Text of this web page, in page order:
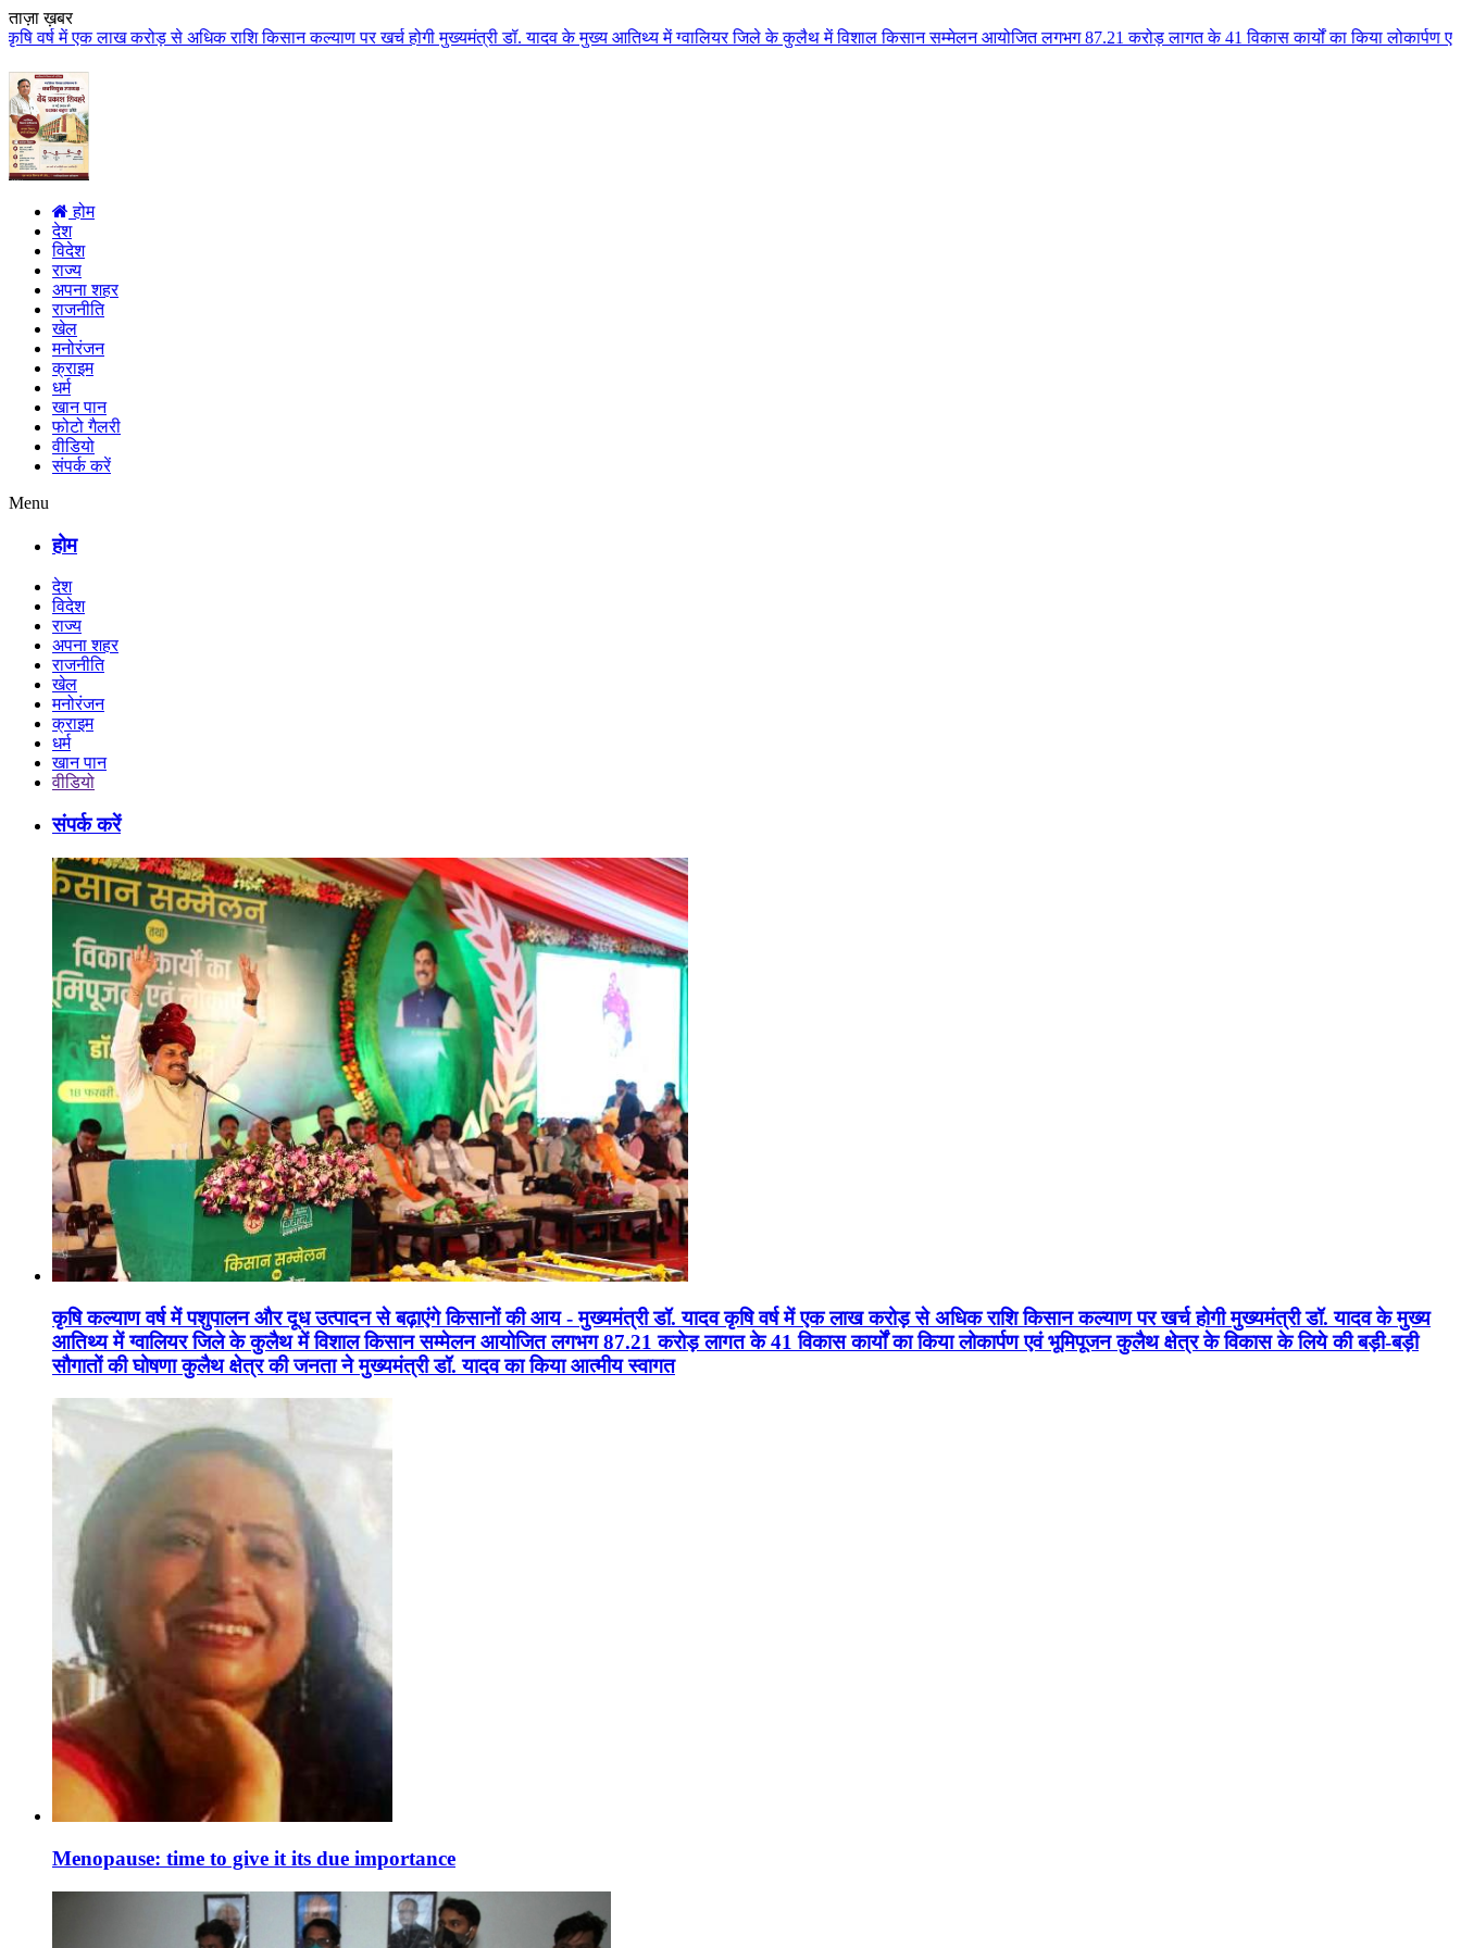
ताज़ा ख़बर
से अधिक राशि किसान कल्याण पर खर्च होगी मुख्यमंत्री डॉ. यादव के मुख्य आतिथ्य में ग्वालियर जिले के कुलैथ में विशाल किसान सम्मेलन आयोजित लगभग 87.21 करोड़ लागत के 41 विकास कार्यों का किया लोकार्पण एवं भूमिपूजन कुलैथ
होम
देश
विदेश
राज्य
अपना शहर
राजनीति
खेल
मनोरंजन
क्राइम
धर्म
खान पान
फोटो गैलरी
वीडियो
संपर्क करें
Menu
होम
देश
विदेश
राज्य
अपना शहर
राजनीति
खेल
मनोरंजन
क्राइम
धर्म
खान पान
वीडियो
संपर्क करें
कृषि कल्याण वर्ष में पशुपालन और दूध उत्पादन से बढ़ाएंगे किसानों की आय - मुख्यमंत्री डॉ. यादव कृषि वर्ष में एक लाख करोड़ से अधिक राशि किसान कल्याण पर खर्च होगी मुख्यमंत्री डॉ. यादव के मुख्य
आतिथ्य में ग्वालियर जिले के कुलैथ में विशाल किसान सम्मेलन आयोजित लगभग 87.21 करोड़ लागत के 41 विकास कार्यों का किया लोकार्पण एवं भूमिपूजन कुलैथ क्षेत्र के विकास के लिये की बड़ी-बड़ी
सौगातों की घोषणा कुलैथ क्षेत्र की जनता ने मुख्यमंत्री डॉ. यादव का किया आत्मीय स्वागत
Menopause: time to give it its due importance